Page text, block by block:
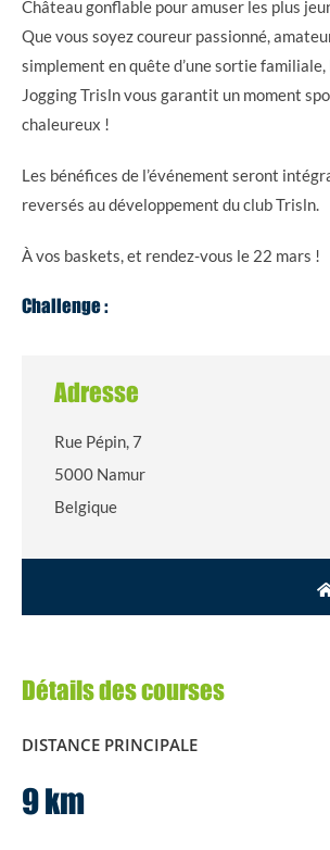
Château gonflable pour amuser les plus
Que vous soyez coureur passionné,
simplement en quête d’une sortie familiale,
Jogging Trisln vous garantit un moment
chaleureux !
Les bénéfices de l’événement seront
reversés au développement du club Trisln.
À vos baskets, et rendez-vous le 22 mars !
Challenge :
Adresse
Rue Pépin, 7
5000 Namur
Belgique
Détails des courses
DISTANCE PRINCIPALE
9 km